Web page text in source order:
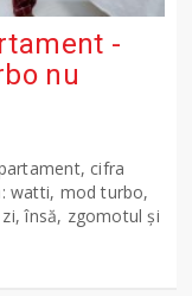
-
nu
cifra
watti, mod turbo,
însă, zgomotul și